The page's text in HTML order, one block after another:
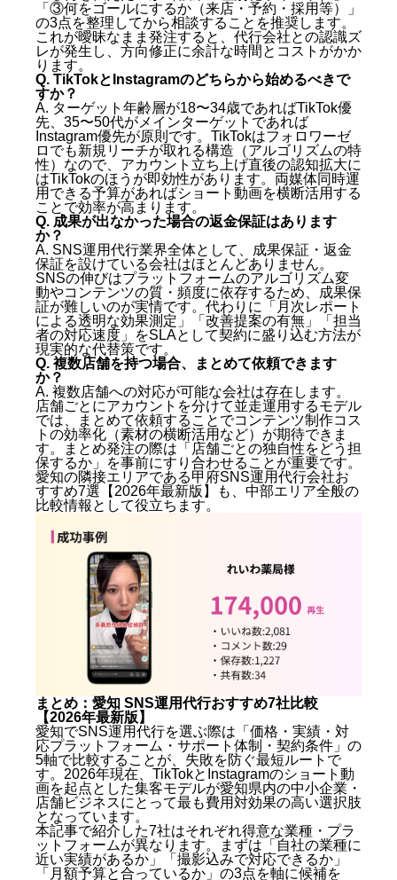
「③何をゴールにするか（来店・予約・採用等）」
の3点を整理してから相談することを推奨します。
これが曖昧なまま発注すると、代行会社との認識ズ
レが発生し、方向修正に余計な時間とコストがかか
ります。
Q. TikTokとInstagramのどちらから始めるべきで
すか？
A. ターゲット年齢層が18〜34歳であればTikTok優
先、35〜50代がメインターゲットであれば
Instagram優先が原則です。TikTokはフォロワーゼ
ロでも新規リーチが取れる構造（アルゴリズムの特
性）なので、アカウント立ち上げ直後の認知拡大に
はTikTokのほうが即効性があります。両媒体同時運
用できる予算があればショート動画を横断活用する
ことで効率が高まります。
Q. 成果が出なかった場合の返金保証はあります
か？
A. SNS運用代行業界全体として、成果保証・返金
保証を設けている会社はほとんどありません。
SNSの伸びはプラットフォームのアルゴリズム変
動やコンテンツの質・頻度に依存するため、成果保
証が難しいのが実情です。代わりに「月次レポート
による透明な効果測定」「改善提案の有無」「担当
者の対応速度」をSLAとして契約に盛り込む方法が
現実的な代替策です。
Q. 複数店舗を持つ場合、まとめて依頼できます
か？
A. 複数店舗への対応が可能な会社は存在します。
店舗ごとにアカウントを分けて並走運用するモデル
では、まとめて依頼することでコンテンツ制作コス
トの効率化（素材の横断活用など）が期待できま
す。まとめ発注の際は「店舗ごとの独自性をどう担
保するか」を事前にすり合わせることが重要です。
愛知の隣接エリアである甲府SNS運用代行会社お
すすめ7選【2026年最新版】
も、中部エリア全般の
比較情報として役立ちます。
まとめ：愛知 SNS運用代行おすすめ7社比較
【2026年最新版】
愛知でSNS運用代行を選ぶ際は「価格・実績・対
応プラットフォーム・サポート体制・契約条件」の
5軸で比較することが、失敗を防ぐ最短ルートで
す。2026年現在、TikTokとInstagramのショート動
画を起点とした集客モデルが愛知県内の中小企業・
店舗ビジネスにとって最も費用対効果の高い選択肢
となっています。
本記事で紹介した7社はそれぞれ得意な業種・プラ
ットフォームが異なります。まずは「自社の業種に
近い実績があるか」「撮影込みで対応できるか」
「月額予算と合っているか」の3点を軸に候補を